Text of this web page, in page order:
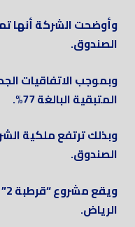
الصندوق.
وبموجب الاتفاقيات
المتبقية البالغة 77%.
الصندوق.
الرياض.